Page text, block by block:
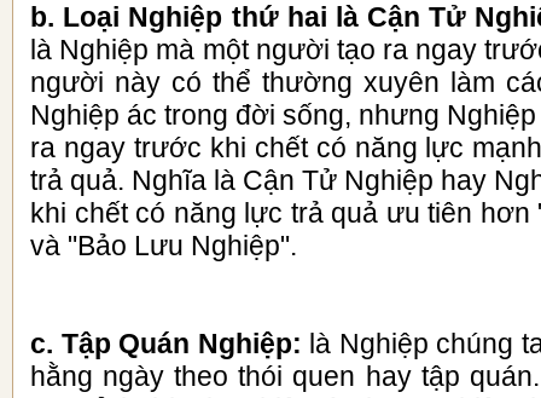
b. Loại Nghiệp thứ hai là Cận Tử
là Nghiệp mà một người tạo ra ngay
người này có thể thường xuyên làm
Nghiệp ác trong đời sống, nhưng
ra ngay trước khi chết có năng lực
trả quả. Nghĩa là Cận Tử Nghiệp hay
khi chết có năng lực trả quả ưu tiên hơn
và "Bảo Lưu Nghiệp".
c. Tập Quán Nghiệp: là Nghiệp chúng
hằng ngày theo thói quen hay tập